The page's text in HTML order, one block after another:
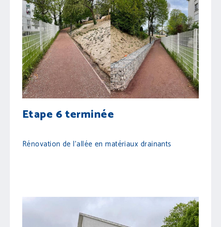
Etape 6 terminée
Rénovation de l'allée en matériaux drainants